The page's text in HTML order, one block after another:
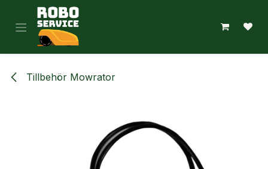
Hoppa till innehåll
Tillbehör Mowrator